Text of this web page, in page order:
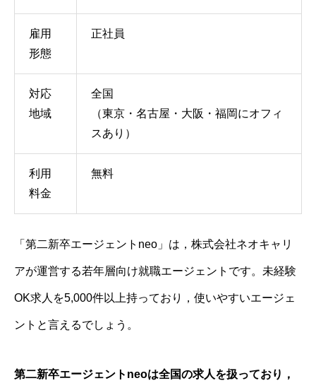
雇用
形態
正社員
対応
地域
全国
（東京・名古屋・大阪・福岡にオフィ
スあり）
利用
料金
無料
「第二新卒エージェントneo」は，株式会社ネオキャリ
アが運営する若年層向け就職エージェントです。未経験
OK求人を5,000件以上持っており，使いやすいエージェ
ントと言えるでしょう。
第二新卒エージェントneoは全国の求人を扱っており，